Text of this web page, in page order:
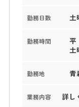
勤務日数 土
勤務時間
平
土
勤務地 青
業務内容 詳し